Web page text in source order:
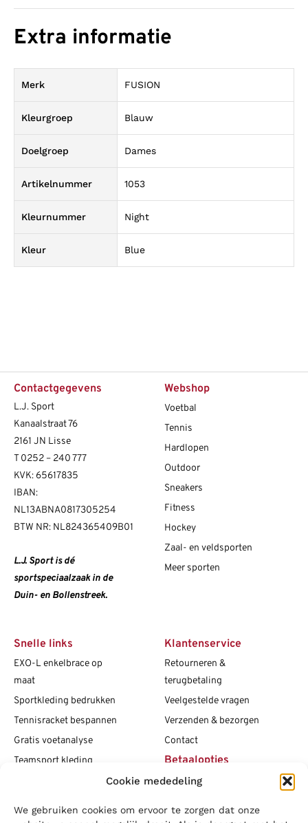
Cookie mededeling
We gebruiken cookies om ervoor te zorgen dat onze
Extra informatie
Merk FUSION
Kleurgroep Blauw
Doelgroep Dames
Artikelnummer 1053
Kleurnummer Night
Kleur Blue
Contactgegevens
L.J. Sport
Kanaalstraat 76
2161 JN Lisse
T 0252 – 240 777
KVK: 65617835
IBAN:
NL13ABNA0817305254
BTW NR: NL824365409B01
L.J. Sport is dé
sportspeciaalzaak in de
Duin- en Bollenstreek.
Webshop
Voetbal
Tennis
Hardlopen
Outdoor
Sneakers
Fitness
Hockey
Zaal- en veldsporten
Meer sporten
Snelle links
EXO-L enkelbrace op
maat
Sportkleding bedrukken
Tennisracket bespannen
Gratis voetanalyse
Teamsport kleding
Vacatures
Klantenservice
Retourneren &
terugbetaling
Veelgestelde vragen
Verzenden & bezorgen
Contact
Betaalopties
Social media